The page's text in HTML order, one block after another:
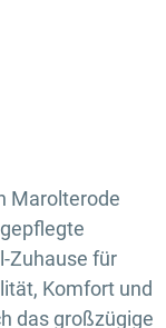
Marolterode
Zuhause für
Komfort und
das großzügige